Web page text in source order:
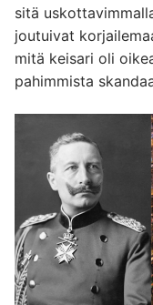
sitä
joutuivat
mitä keisari oli
pahimmista